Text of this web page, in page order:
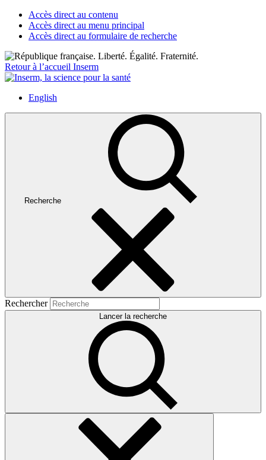
Accès direct au contenu
Accès direct au menu principal
Accès direct au formulaire de recherche
Retour à l’accueil Inserm
English
Recherche
Rechercher
Lancer la recherche